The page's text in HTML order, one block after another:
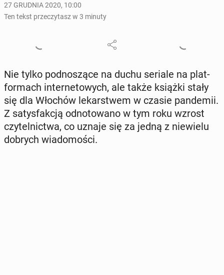
27 GRUDNIA 2020, 10:00
Ten tekst przeczytasz w 3 minuty
Nie tylko pod­no­szą­ce na duchu seriale na plat­
for­mach in­ter­ne­to­wych, ale także książki stały
się dla Włochów le­kar­stwem w czasie pan­de­mii.
Z sa­tys­fak­cją od­no­to­wa­no w tym roku wzrost
czy­tel­nic­twa, co uznaje się za jedną z nie­wie­lu
dobrych wia­do­mo­ści.